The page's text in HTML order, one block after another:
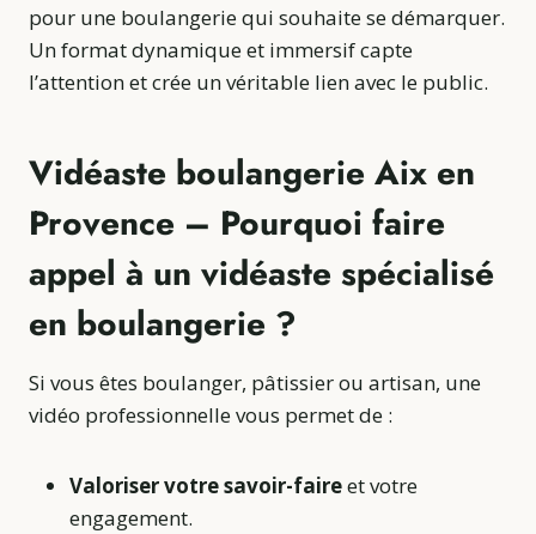
pour une boulangerie qui souhaite se démarquer.
Un format dynamique et immersif capte
l’attention et crée un véritable lien avec le public.
Vidéaste boulangerie Aix en
Provence – Pourquoi faire
appel à un vidéaste spécialisé
en boulangerie ?
Si vous êtes boulanger, pâtissier ou artisan, une
vidéo professionnelle vous permet de :
Valoriser votre savoir-faireet votre
engagement.